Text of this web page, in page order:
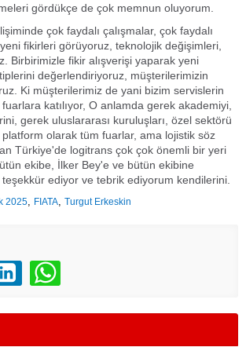
gördükçe de çok memnun oluyorum.
çok faydalı çalışmalar, çok faydalı
fikirleri görüyoruz, teknolojik değişimleri,
Birbirimizle fikir alışverişi yaparak yeni
değerlendiriyoruz, müşterilerimizin
Ki müşterilerimiz de yani bizim servislerin
fuarlara katılıyor, O anlamda gerek akademiyi,
gerek uluslararası kuruluşları, özel sektörü
olarak tüm fuarlar, ama lojistik söz
Türkiye'de logitrans çok çok önemli bir yeri
ekibe, İlker Bey'e ve bütün ekibine
ediyor ve tebrik ediyorum kendilerini.
2025 FIATA ,Turgut Erkeskin